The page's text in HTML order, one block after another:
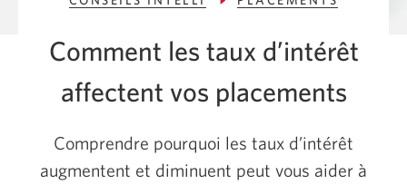
en
direct
Conseils Intelli
Placements
Comment les taux d’intérêt affectent vos
placements
Comment les taux d’intérêt
affectent vos placements
Comprendre pourquoi les taux d’intérêt
augmentent et diminuent peut vous aider à